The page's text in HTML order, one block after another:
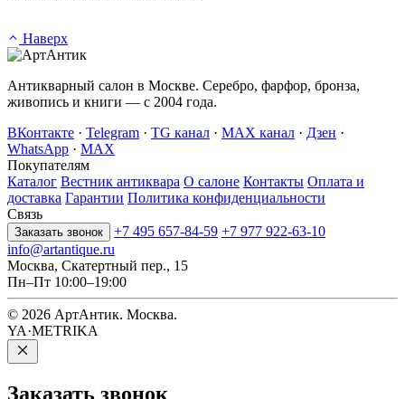
Наверх
Антикварный салон в Москве. Серебро, фарфор, бронза,
живопись и книги — с 2004 года.
ВКонтакте · Telegram · TG канал · MAX канал · Дзен ·
WhatsApp · MAX
Покупателям
Каталог Вестник антиквара О салоне Контакты Оплата и
доставка Гарантии Политика конфиденциальности
Связь
Заказать звонок +7 495 657-84-59 +7 977 922-63-10
info@artantique.ru
Москва, Скатертный пер., 15
Пн–Пт 10:00–19:00
© 2026 АртАнтик. Москва.
YA·METRIKA
Заказать звонок